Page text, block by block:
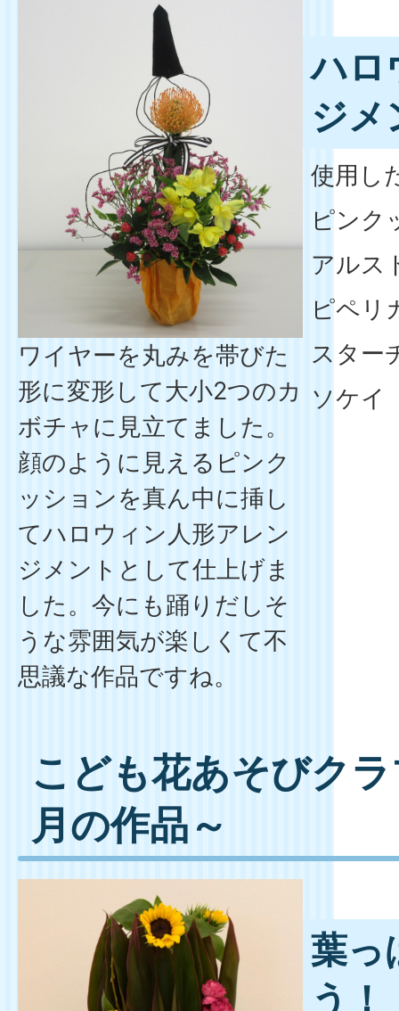
ワイヤーを丸みを帯びた
形に変形して大小2つのカ
ボチャに見立てました。
顔のように見えるピンク
ッションを真ん中に挿し
てハロウィン人形アレン
ジメントとして仕上げま
した。今にも踊りだしそ
うな雰囲気が楽しくて不
思議な作品ですね。
ハロ
ジメ
使用し
ピンク
アルス
ピペリ
スター
ソケイ
こども花あそびク
月の作品～
葉っ
う！